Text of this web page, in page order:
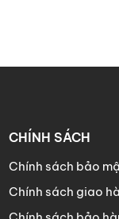
CHÍNH SÁCH
Chính sách bảo
Chính sách giao